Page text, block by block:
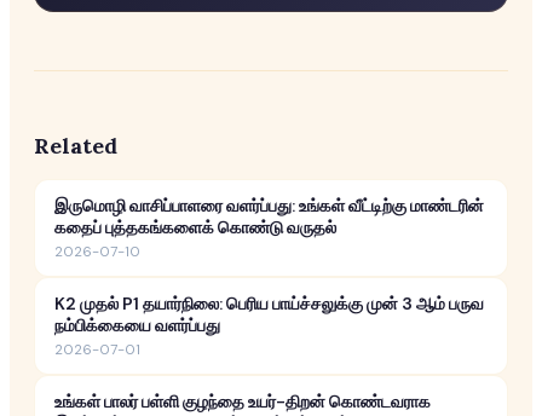
Related
இருமொழி வாசிப்பாளரை வளர்ப்பது: உங்கள் வீட்டிற்கு மாண்டரின்
கதைப் புத்தகங்களைக் கொண்டு வருதல்
2026-07-10
K2 முதல் P1 தயார்நிலை: பெரிய பாய்ச்சலுக்கு முன் 3 ஆம் பருவ
நம்பிக்கையை வளர்ப்பது
2026-07-01
உங்கள் பாலர் பள்ளி குழந்தை உயர்-திறன் கொண்டவராக